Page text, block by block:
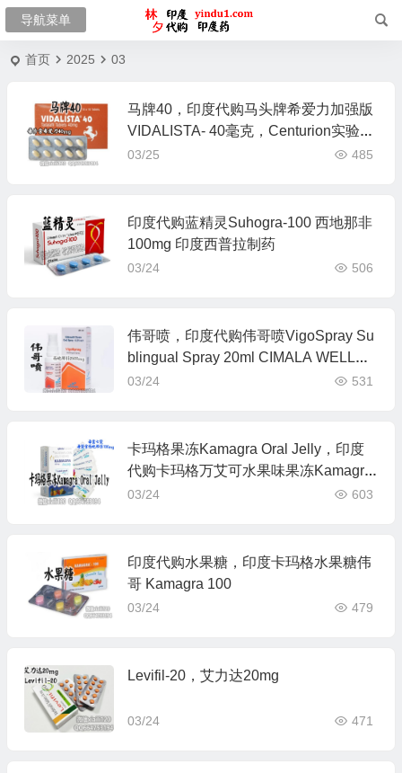
首页 2025 03
马牌40，印度代购马头牌希爱力加强版
VIDALISTA- 40毫克，Centurion实验室
制药
03/25 485
印度代购蓝精灵Suhogra-100 西地那非
100mg 印度西普拉制药
03/24 506
伟哥喷，印度代购伟哥喷VigoSpray Su
blingual Spray 20ml CIMALA WELLNE
SS公司
03/24 531
卡玛格果冻Kamagra Oral Jelly，印度
代购卡玛格万艾可水果味果冻Kamagra
oral jelly 印度Ajanta艾介达制药
03/24 603
印度代购水果糖，印度卡玛格水果糖伟
哥 Kamagra 100
03/24 479
Levifil-20，艾力达20mg
03/24 471